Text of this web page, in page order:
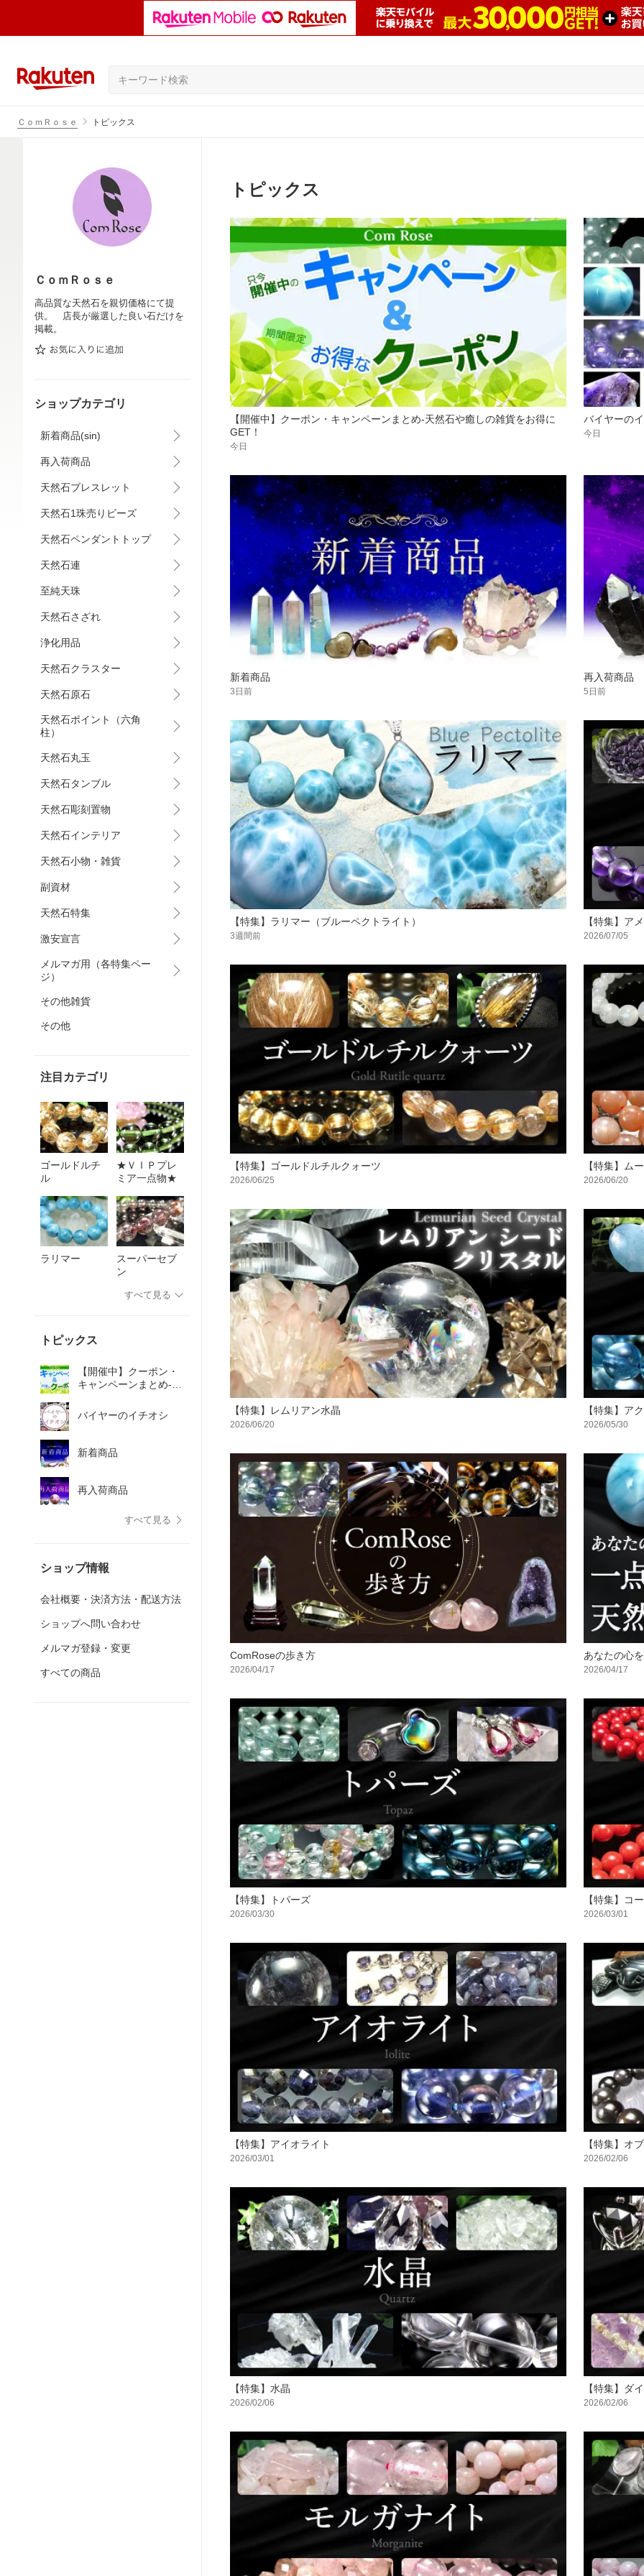
ＣｏｍＲｏｓｅ トピックス
ＣｏｍＲｏｓｅ
高品質な天然石を親切価格にて提
供。 店長が厳選した良い石だけを
掲載。
ショップカテゴリ
新着商品(sin)
再入荷商品
天然石ブレスレット
天然石1珠売りビーズ
天然石ペンダントトップ
天然石連
至純天珠
天然石さざれ
浄化用品
天然石クラスター
天然石原石
天然石ポイント（六角
柱）
天然石丸玉
天然石タンブル
天然石彫刻置物
天然石インテリア
天然石小物・雑貨
副資材
天然石特集
激安宣言
メルマガ用（各特集ペー
ジ）
その他雑貨
その他
注目カテゴリ
ゴールドルチ
ル
★ＶＩＰプレ
ミア一点物★
ラリマー
スーパーセブ
ン
すべて見る
トピックス
【開催中】クーポン・
キャンペーンまとめ-天
得にGET！
バイヤーのイチオシ
新着商品
再入荷商品
すべて見る
ショップ情報
会社概要・決済方法・配送方法
ショップへ問い合わせ
メルマガ登録・変更
すべての商品
トピックス
【開催中】クーポン・キャンペーンまとめ-天然石や癒しの雑貨をお得に
GET！
今日
バイヤーの
今日
新着商品
3日前
再入荷商品
5日前
【特集】ラリマー（ブルーペクトライト）
3週間前
【特集】ア
2026/07/05
【特集】ゴールドルチルクォーツ
2026/06/25
【特集】ム
2026/06/20
【特集】レムリアン水晶
2026/06/20
【特集】ア
2026/05/30
ComRoseの歩き方
2026/04/17
あなたの心
2026/04/17
【特集】トパーズ
2026/03/30
【特集】コ
2026/03/01
【特集】アイオライト
2026/03/01
【特集】オ
2026/02/06
【特集】水晶
2026/02/06
【特集】ダ
2026/02/06